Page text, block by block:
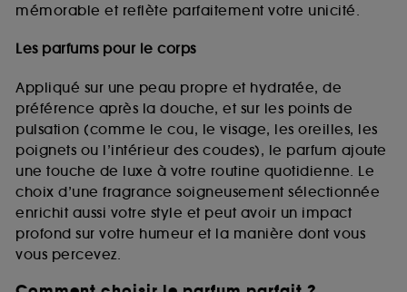
mémorable et reflète parfaitement votre unicité.
Les parfums pour le corps
Appliqué sur une peau propre et hydratée, de
préférence après la douche, et sur les points de
pulsation (comme le cou, le visage, les oreilles, les
poignets ou l’intérieur des coudes), le parfum ajoute
une touche de luxe à votre routine quotidienne. Le
choix d’une fragrance soigneusement sélectionnée
enrichit aussi votre style et peut avoir un impact
profond sur votre humeur et la manière dont vous
vous percevez.
Cookies de sécurisation des paiements en ligne :
fraudes aux moyens de paiement et les
usurpations d’identité.
Cookies fonctionnels :il s’agit de cookies
permettant l’affichage et/ou la fourniture de
certaines fonctionnalités du site, tel que les
cookies d’authentification qui sont utilisés afin de
vous faire bénéficier de l’authentification
prolongée vous permettant d’accéder à votre
compte lors de votre prochaine visite sur le site
sans saisir à nouveau votre identifiant et mot de
passe.